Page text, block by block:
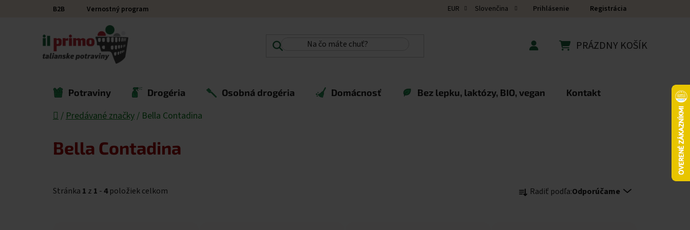
Prejsť na obsahB2B Vernostný program EUR Slovenčina Prihlásenie Registrácia
PRÁZDNY KOŠÍK
Potraviny Drogéria Osobná drogéria Domácnosť Bez lepku, laktózy, BIO, vegan Kontakt
Domov
/ Predávané značky / Bella Contadina
Bella Contadina
Stránka 1 z 1 -4položiek celkom Radiť podľa:Odporúčame